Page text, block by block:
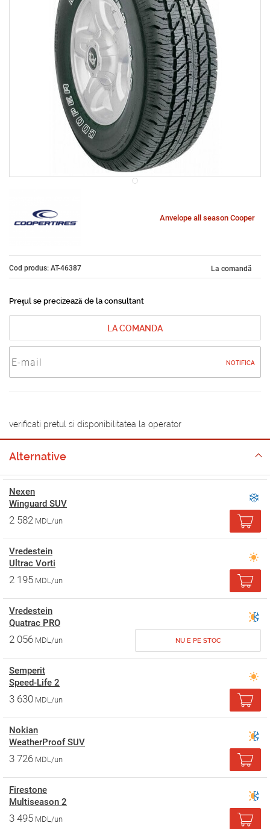
Anvelope all season Cooper
Cod produs: AT-46387 La comandă
Prețul se precizează de la consultant
LA COMANDA
NOTIFICA
verificati pretul si disponibilitatea la operator
Alternative
Nexen
Winguard SUV
2 582 MDL/un
Vredestein
Ultrac Vorti
2 195 MDL/un
Vredestein
Quatrac PRO
2 056 MDL/un NU E PE STOC
Semperit
Speed-Life 2
3 630 MDL/un
Nokian
WeatherProof SUV
3 726 MDL/un
Firestone
Multiseason 2
3 495 MDL/un